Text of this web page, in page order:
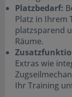
Platzbedarf:
Platz in Ihrem
platzsparend
Räume.
Extras wie
Ihr Training